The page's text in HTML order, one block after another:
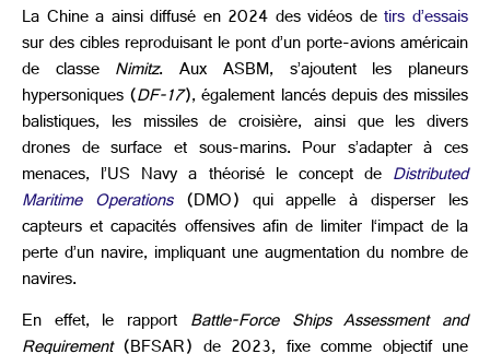
La Chine a ainsi diffusé en 2024 des vidéos detirs d’essais
sur des cibles reproduisant le pont d’un porte-avions américain
de classe Nimitz. Aux ASBM, s’ajoutent les planeurs
hypersoniques (DF-17), également lancés depuis des missiles
balistiques, les missiles de croisière, ainsi que les divers
drones de surface et sous-marins. Pour s’adapter à ces
menaces, l’US Navy a théorisé le concept de Distributed
Maritime Operations(DMO) qui appelle à disperser les
capteurs et capacités offensives afin de limiter l‘impact de la
perte d’un navire, impliquant une augmentation du nombre de
navires.
En effet, le rapport Battle-Force Ships Assessment and